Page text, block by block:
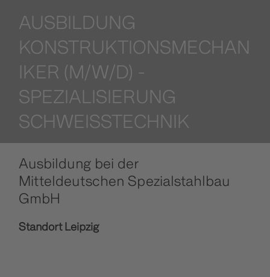
AUSBILDUNG
KONSTRUKTIONSMECHAN
IKER (M/W/D) -
SPEZIALISIERUNG
SCHWEISSTECHNIK
Ausbildung bei der
Mitteldeutschen Spezialstahlbau
GmbH
Standort Leipzig